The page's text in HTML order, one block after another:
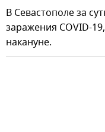
В Севастополе за
заражения COVID-
накануне.